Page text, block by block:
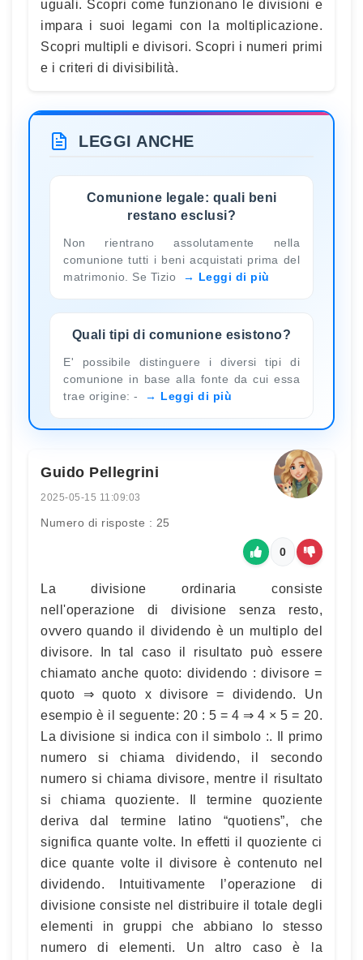
uguali. Scopri come funzionano le divisioni e
impara i suoi legami con la moltiplicazione.
Scopri multipli e divisori. Scopri i numeri primi
e i criteri di divisibilità.
LEGGI ANCHE
Comunione legale: quali beni
restano esclusi?
Non rientrano assolutamente nella
comunione tutti i beni acquistati prima del
matrimonio. Se Tizio
Leggi di più
Quali tipi di comunione esistono?
E' possibile distinguere i diversi tipi di
comunione in base alla fonte da cui essa
trae origine: -
Leggi di più
Guido Pellegrini
2025-05-15 11:09:03
Numero di risposte : 25
0
La divisione ordinaria consiste
nell'operazione di divisione senza resto,
ovvero quando il dividendo è un multiplo del
divisore. In tal caso il risultato può essere
chiamato anche quoto: dividendo : divisore =
quoto ⇒ quoto x divisore = dividendo. Un
esempio è il seguente: 20 : 5 = 4 ⇒ 4 × 5 = 20.
La divisione si indica con il simbolo :. Il primo
numero si chiama dividendo, il secondo
numero si chiama divisore, mentre il risultato
si chiama quoziente. Il termine quoziente
deriva dal termine latino “quotiens”, che
significa quante volte. In effetti il quoziente ci
dice quante volte il divisore è contenuto nel
dividendo. Intuitivamente l’operazione di
divisione consiste nel distribuire il totale degli
elementi in gruppi che abbiano lo stesso
numero di elementi. Un altro caso è la